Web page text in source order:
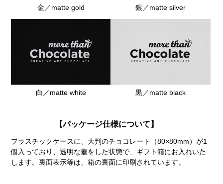
金／matte gold 銀／matte silver
白／matte white 黒／matte black
【パッケージ仕様について】
プラスチックケースに、大判のチョコレート（80×80mm）が1
個入っており、透明な蓋をした状態で、ギフト箱にお入れいた
します。裏面表示等は、箱の裏面に印刷されています。